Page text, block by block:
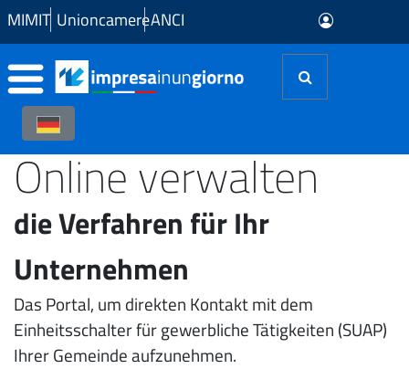
Zum Hauptinhalt springen
MIMIT UnioncamereANCI
Online verwalten
die Verfahren für Ihr
Unternehmen
Das Portal, um direkten Kontakt mit dem
Einheitsschalter für gewerbliche Tätigkeiten (SUAP)
Ihrer Gemeinde aufzunehmen.